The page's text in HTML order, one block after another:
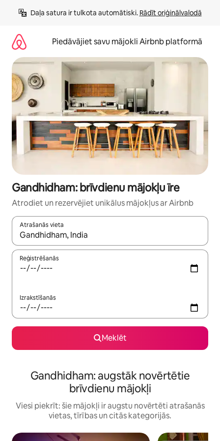
saturu
Daļa satura ir tulkota automātiski. Rādīt oriģinālvalodā
Piedāvājiet savu mājokli Airbnb platformā
Gandhidham: brīvdienu mājokļu īre
Atrodiet un rezervējiet unikālus mājokļus ar Airbnb
Atrašanās vieta
Kad rezultāti kļūs pieejami, izmantojiet bultiņu uz augšu un
Reģistrēšanās
Izrakstīšanās
Meklēt
Gandhidham: augstāk novērtētie
brīvdienu mājokļi
Viesi piekrīt: šie mājokļi ir augstu novērtēti atrašanās
vietas, tīrības un citās kategorijās.